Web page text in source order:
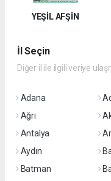
YEŞİL AFŞİN
İl Seçin
Diğer il ile ilgili veriye
Adana
Ağrı
Antalya
Aydın
Batman